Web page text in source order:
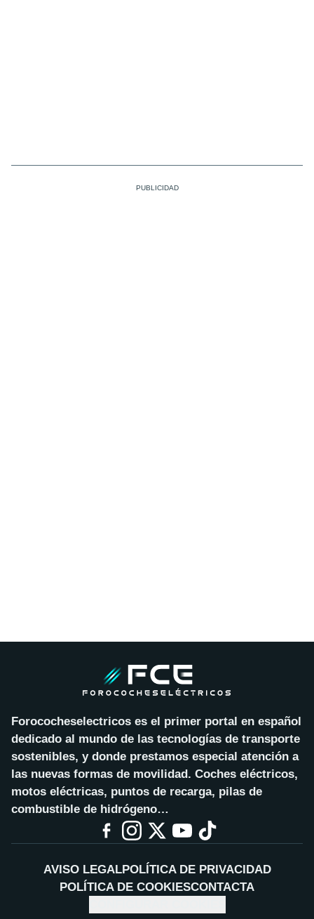
Forococheselectricos es el primer portal en español
dedicado al mundo de las tecnologías de transporte
sostenibles, y donde prestamos especial atención a
las nuevas formas de movilidad. Coches eléctricos,
motos eléctricas, puntos de recarga, pilas de
combustible de hidrógeno…
AVISO LEGALPOLÍTICA DE PRIVACIDAD
POLÍTICA DE COOKIESCONTACTA